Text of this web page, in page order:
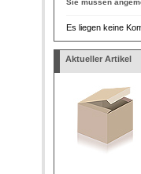
Es liegen keine
Aktueller Artikel